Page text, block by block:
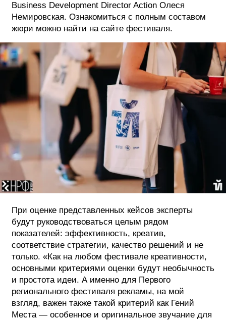
Business Development Director Action Олеся
Немировская. Ознакомиться с полным составом
жюри можно найти на сайте фестиваля.
При оценке представленных кейсов эксперты
будут руководствоваться целым рядом
показателей: эффективность, креатив,
соответствие стратегии, качество решений и не
только. «Как на любом фестивале креативности,
основными критериями оценки будут необычность
и простота идеи. А именно для Первого
регионального фестиваля рекламы, на мой
взгляд, важен также такой критерий как Гений
Места — особенное и оригинальное звучание для